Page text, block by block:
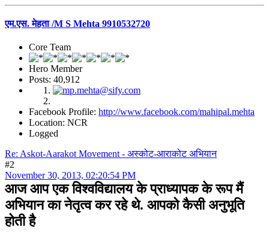
एम.एस. मेहता /M S Mehta 9910532720
Core Team
Hero Member
Posts: 40,912
Facebook Profile: http://www.facebook.com/mahipal.mehta
Location: NCR
Logged
Re: Askot-Aarakot Movement - अस्कोट-आराकोट अभियान
#2
November 30, 2013, 02:20:54 PM
आज आप एक विश्वविद्यालय के प्राध्यापक के रूप मैं
अभियान का नेतृत्व कर रहे थे. आपको कैसी अनुभूति
होती है